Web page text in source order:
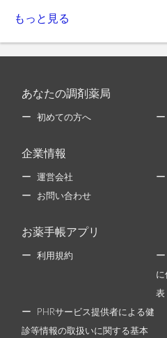
もっと見る
あなたの調剤薬局
初めての方へ
企業情報
運営会社
お問い合わせ
お薬手帳アプリ
利用規約
に
表
PHRサービス提供者による健
診等情報の取扱いに関する基本